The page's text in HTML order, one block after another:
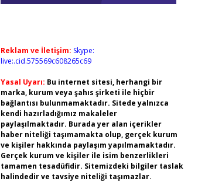
Reklam ve İletişim: Skype:
live:.cid.575569c608265c69
Yasal Uyarı: Bu internet sitesi, herhangi bir
marka, kurum veya şahıs şirketi ile hiçbir
bağlantısı bulunmamaktadır. Sitede yalnızca
kendi hazırladığımız makaleler
paylaşılmaktadır. Burada yer alan içerikler
haber niteliği taşımamakta olup, gerçek kurum
ve kişiler hakkında paylaşım yapılmamaktadır.
Gerçek kurum ve kişiler ile isim benzerlikleri
tamamen tesadüfidir. Sitemizdeki bilgiler taslak
halindedir ve tavsiye niteliği taşımazlar.